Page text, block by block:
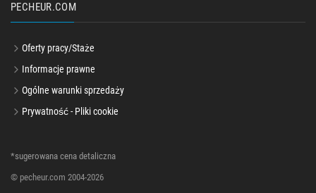
PECHEUR.COM
Oferty pracy/Staże
Informacje prawne
Ogólne warunki sprzedaży
Prywatność - Pliki cookie
*sugerowana cena detaliczna
© pecheur.com 2004-2026